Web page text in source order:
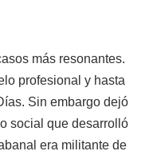
más resonantes.
profesional y hasta
Sin embargo dejó
social que desarrolló
era militante de